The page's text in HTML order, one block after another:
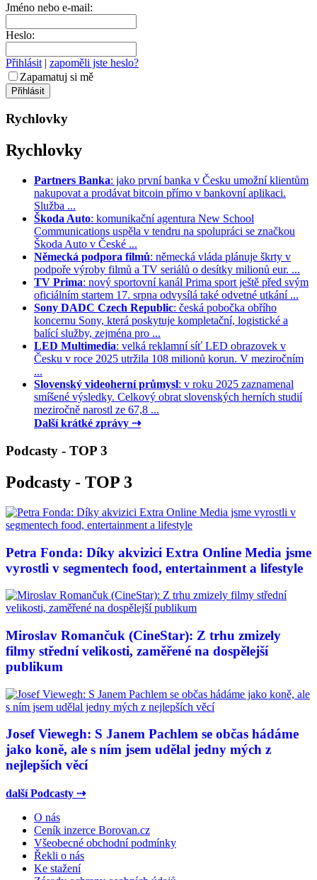
Jméno nebo e-mail:
Heslo:
Přihlásit | zapoměli jste heslo?
Zapamatuj si mě
Rychlovky
Rychlovky
Partners Banka: jako první banka v Česku umožní klientům
nakupovat a prodávat bitcoin přímo v bankovní aplikaci.
Služba ...
Škoda Auto: komunikační agentura New School
Communications uspěla v tendru na spolupráci se značkou
Škoda Auto v České ...
Německá podpora filmů: německá vláda plánuje škrty v
podpoře výroby filmů a TV seriálů o desítky milionů eur. ...
TV Prima: nový sportovní kanál Prima sport ještě před svým
oficiálním startem 17. srpna odvysílá také odvetné utkání ...
Sony DADC Czech Republic: česká pobočka obřího
koncernu Sony, která poskytuje kompletační, logistické a
balící služby, zejména pro ...
LED Multimedia: velká reklamní síť LED obrazovek v
Česku v roce 2025 utržila 108 milionů korun. V meziročním
...
Slovenský videoherní průmysl: v roku 2025 zaznamenal
smíšené výsledky. Celkový obrat slovenských herních studií
meziročně narostl ze 67,8 ...
Další krátké zprávy ⇢
Podcasty - TOP 3
Podcasty - TOP 3
Petra Fonda: Díky akvizici Extra Online Media jsme
vyrostli v segmentech food, entertainment a lifestyle
Miroslav Romančuk (CineStar): Z trhu zmizely
filmy střední velikosti, zaměřené na dospělejší
publikum
Josef Viewegh: S Janem Pachlem se občas hádáme
jako koně, ale s ním jsem udělal jedny mých z
nejlepších věcí
další Podcasty ⇢
O nás
Ceník inzerce Borovan.cz
Všeobecné obchodní podmínky
Řekli o nás
Ke stažení